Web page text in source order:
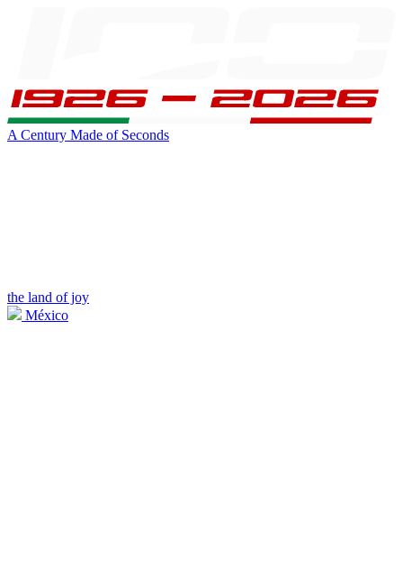
A Century Made of Seconds
the land of joy
México